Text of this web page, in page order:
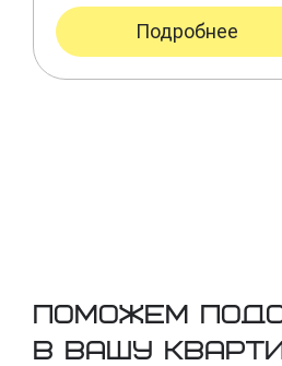
Подробнее
Поможем
в вашу